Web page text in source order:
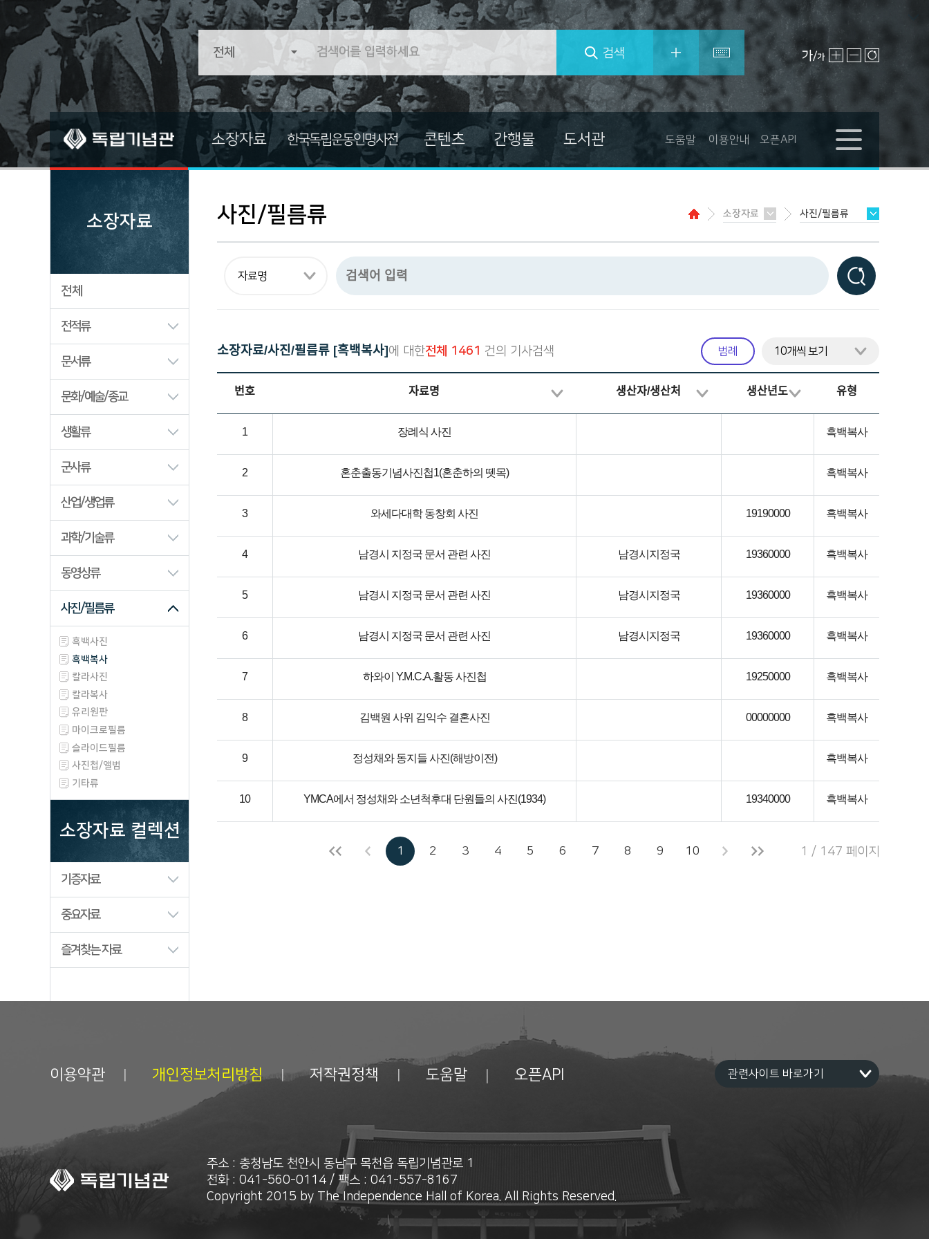
검색
소장자료
소장자료
문서류
문화/예술/종교
생활류
과학/기술류
사진/필름류
기증자료
한국독립운동인명사전 콘텐츠
미주흥사단
신문자료
의병자료
대한인국민회
간행물
발간자료총서
한국독립운동사 연구
도서관 도움말 이용안내 오픈API
소장자료
전체
전적류
문서류
문화/예술/종교
생활류
군사류
산업/생업류
과학/기술류
동영상류
사진/필름류
흑백사진
흑백복사
칼라사진
칼라복사
유리원판
마이크로필름
슬라이드필름
사진첩/앨범
기타류
소장자료 컬렉션
기증자료
중요자료
즐겨찾는 자료
사진/필름류
소장자료/사진/필름류 [흑백복사] 에 대한전체 1461 건의 기사검색 범례
번호 자료명 생산자/생산처 생산년도 유형
1 장례식 사진 흑백복사
2 혼춘출동기념사진첩1(혼춘하의 뗏목) 흑백복사
3 와세다대학 동창회 사진 19190000 흑백복사
4 남경시 지정국 문서 관련 사진 남경시지정국 19360000 흑백복사
5 남경시 지정국 문서 관련 사진 남경시지정국 19360000 흑백복사
6 남경시 지정국 문서 관련 사진 남경시지정국 19360000 흑백복사
7 하와이 Y.M.C.A.활동 사진첩 19250000 흑백복사
8 김백원 사위 김익수 결혼사진 00000000 흑백복사
9 정성채와 동지들 사진(해방이전) 흑백복사
10 YMCA에서 정성채와 소년척후대 단원들의 사진(1934) 19340000 흑백복사
1 2 3 4 5 6 7 8 9 10 1 / 147 페이지
이용약관 개인정보처리방침 저작권정책 도움말 오픈API
주소 : 충청남도 천안시 동남구 목천읍 독립기념관로 1
전화 : 041-560-0114 / 팩스 : 041-557-8167
Copyright 2015 by The Independence Hall of Korea. All Rights Reserved.